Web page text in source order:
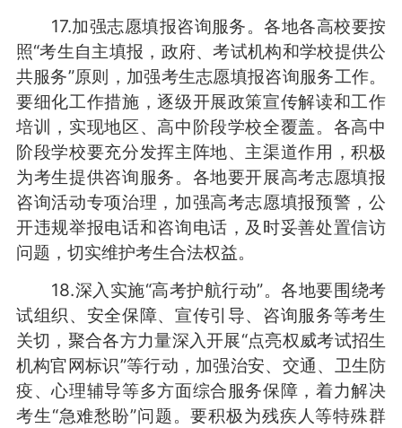
17.加强志愿填报咨询服务。各地各高校要按
照“考生自主填报，政府、考试机构和学校提供公
共服务”原则，加强考生志愿填报咨询服务工作。
要细化工作措施，逐级开展政策宣传解读和工作
培训，实现地区、高中阶段学校全覆盖。各高中
阶段学校要充分发挥主阵地、主渠道作用，积极
为考生提供咨询服务。各地要开展高考志愿填报
咨询活动专项治理，加强高考志愿填报预警，公
开违规举报电话和咨询电话，及时妥善处置信访
问题，切实维护考生合法权益。
18.深入实施“高考护航行动”。各地要围绕考
试组织、安全保障、宣传引导、咨询服务等考生
关切，聚合各方力量深入开展“点亮权威考试招生
机构官网标识”等行动，加强治安、交通、卫生防
疫、心理辅导等多方面综合服务保障，着力解决
考生“急难愁盼”问题。要积极为残疾人等特殊群